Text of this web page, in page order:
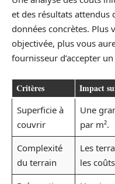
et des résultats attendus
données concrètes.
objectivée, plus vous
fournisseur d’accepter
Critères Impact
Superficie à
couvrir
Une
par m².
Complexité
du terrain
Les
les